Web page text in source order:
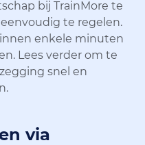
bij TrainMore te
te regelen.
enkele minuten
Lees verder om te
snel en
via